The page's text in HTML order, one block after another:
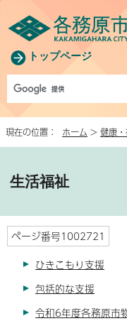
トップページ
現在の位置： ホーム > 健康
生活福祉
ページ番号1002721
ひきこもり支援
包括的な支援
令和6年度各務原市